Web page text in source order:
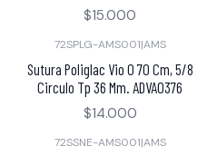
$15.000
72SPLG-AMS001|AMS
Sutura Poliglac Vio 0 70 Cm, 5/8
Circulo Tp 36 Mm. ADVA0376
$14.000
72SSNE-AMS001|AMS